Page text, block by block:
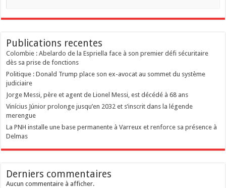
Publications recentes
Colombie : Abelardo de la Espriella face à son premier défi sécuritaire
dès sa prise de fonctions
Politique : Donald Trump place son ex-avocat au sommet du système
judiciaire
Jorge Messi, père et agent de Lionel Messi, est décédé à 68 ans
Vinícius Júnior prolonge jusqu’en 2032 et s’inscrit dans la légende
merengue
La PNH installe une base permanente à Varreux et renforce sa présence à
Delmas
Derniers commentaires
Aucun commentaire à afficher.